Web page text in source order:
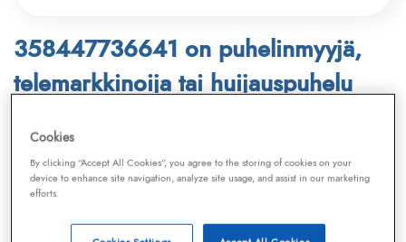
358447736641 on puhelinmyyjä,
telemarkkinoija tai huijauspuhelu
Puhelinnumero
Telemarkkinointiliiton jaKilpi-sovelluksen
tietokannasta, joka kattaa satoja tuhansia
Lisäksi tunnistamme automaattisesti, jos kyseessä on
Cookies
By clicking “Accept All Cookies”, you agree to the storing of cookies on your
device to enhance site navigation, analyze site usage, and assist in our marketing
efforts.